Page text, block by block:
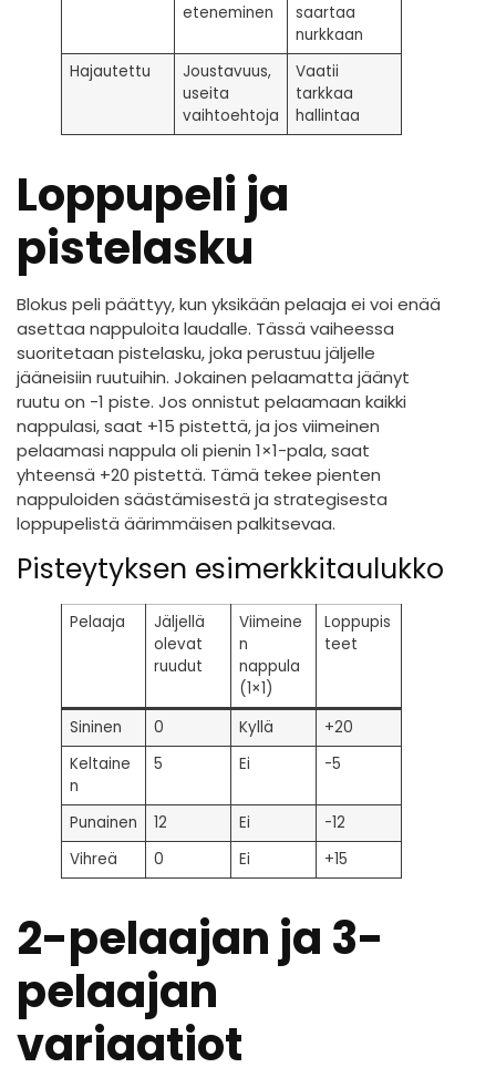
eteneminen
saartaa
nurkkaan
Hajautettu
Joustavuus,
useita
vaihtoehtoja
Vaatii
tarkkaa
hallintaa
Loppupeli ja
pistelasku
Blokus peli päättyy, kun yksikään pelaaja ei voi enää
asettaa nappuloita laudalle. Tässä vaiheessa
suoritetaan pistelasku, joka perustuu jäljelle
jääneisiin ruutuihin. Jokainen pelaamatta jäänyt
ruutu on -1 piste. Jos onnistut pelaamaan kaikki
nappulasi, saat +15 pistettä, ja jos viimeinen
pelaamasi nappula oli pienin 1×1-pala, saat
yhteensä +20 pistettä. Tämä tekee pienten
nappuloiden säästämisestä ja strategisesta
loppupelistä äärimmäisen palkitsevaa.
Pisteytyksen esimerkkitaulukko
Pelaaja
Jäljellä
olevat
ruudut
Viimeine
n
nappula
(1×1)
Loppupis
teet
Sininen 0 Kyllä
+20
Keltaine
n
5 Ei -5
Punainen 12 Ei
-12
Vihreä
0 Ei +15
2-pelaajan ja 3-
pelaajan
variaatiot